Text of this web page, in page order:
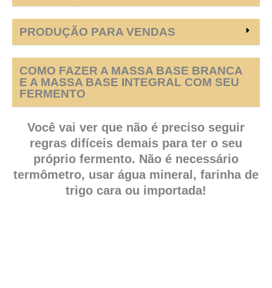
PRODUÇÃO PARA VENDAS
COMO FAZER A MASSA BASE BRANCA
E A MASSA BASE INTEGRAL COM SEU
FERMENTO
Você vai ver que não é preciso seguir
regras difíceis demais para ter o seu
próprio fermento. Não é necessário
termômetro, usar água mineral, farinha de
trigo cara ou importada!